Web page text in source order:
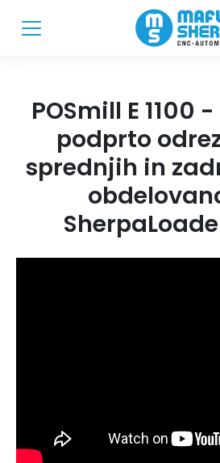
POSmill E 1100
podprto
sprednjih in